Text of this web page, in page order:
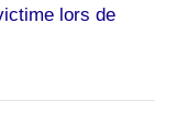
lors de